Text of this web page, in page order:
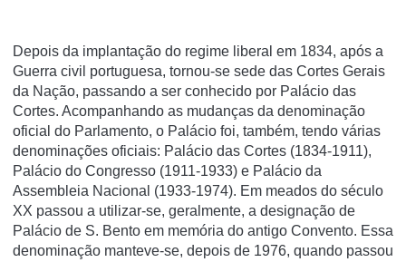
Depois da implantação do regime liberal em 1834, após a
Guerra civil portuguesa, tornou-se sede das Cortes Gerais
da Nação, passando a ser conhecido por Palácio das
Cortes. Acompanhando as mudanças da denominação
oficial do Parlamento, o Palácio foi, também, tendo várias
denominações oficiais: Palácio das Cortes (1834-1911),
Palácio do Congresso (1911-1933) e Palácio da
Assembleia Nacional (1933-1974). Em meados do século
XX passou a utilizar-se, geralmente, a designação de
Palácio de S. Bento em memória do antigo Convento. Essa
denominação manteve-se, depois de 1976, quando passou